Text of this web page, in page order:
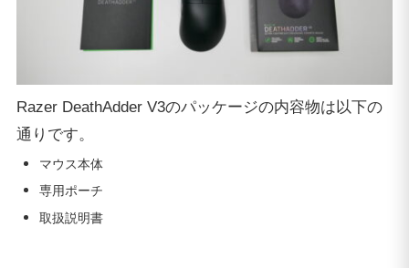
Razer DeathAdder V3のパッケージの内容物は以下の
通りです。
マウス本体
専用ポーチ
取扱説明書